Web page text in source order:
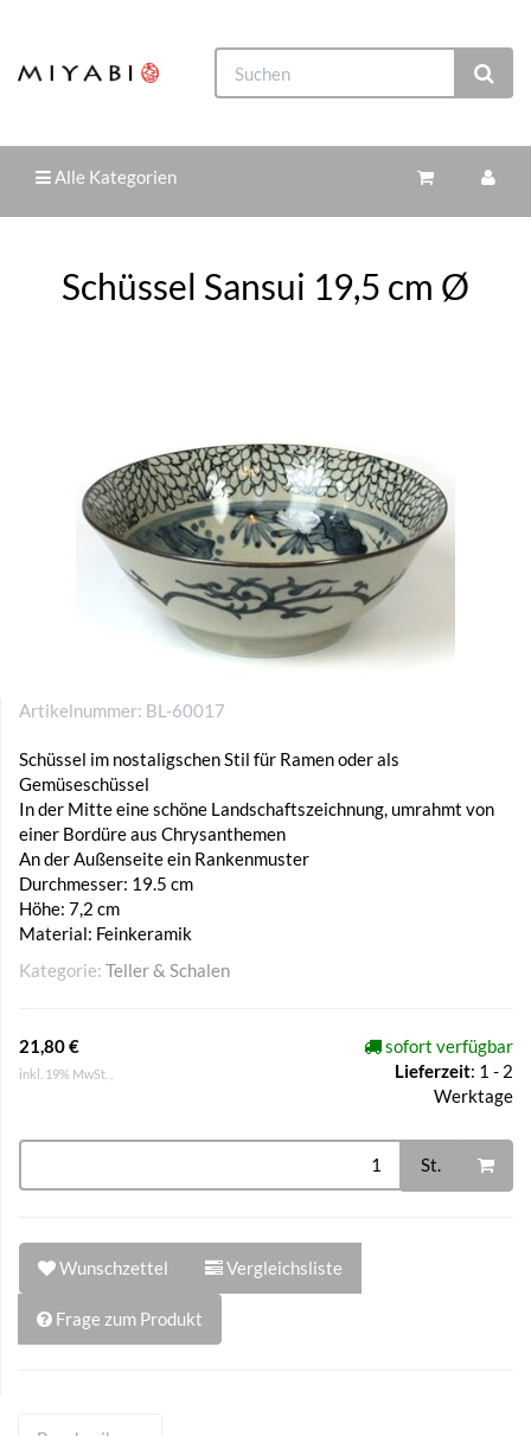
Alle Kategorien
Schüssel Sansui 19,5 cm Ø
Artikelnummer: BL-60017
Schüssel im nostaligschen Stil für Ramen oder als
Gemüseschüssel
In der Mitte eine schöne Landschaftszeichnung, umrahmt von
einer Bordüre aus Chrysanthemen
An der Außenseite ein Rankenmuster
Durchmesser: 19.5 cm
Höhe: 7,2 cm
Material: Feinkeramik
Kategorie: Teller & Schalen
21,80 €
inkl. 19% MwSt. ,
sofort verfügbar
Lieferzeit: 1 - 2
Werktage
St.
Wunschzettel Vergleichsliste
Frage zum Produkt